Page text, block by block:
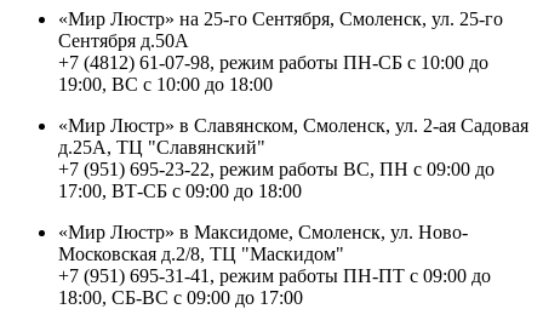
«Мир Люстр» на 25-го Сентября, Смоленск, ул. 25-го
Сентября д.50А
+7 (4812) 61-07-98, режим работы ПН-СБ с 10:00 до
19:00, ВС с 10:00 до 18:00
«Мир Люстр» в Славянском, Смоленск, ул. 2-ая Садовая
д.25А, ТЦ "Славянский"
+7 (951) 695-23-22, режим работы ВС, ПН с 09:00 до
17:00, ВТ-СБ с 09:00 до 18:00
«Мир Люстр» в Максидоме, Смоленск, ул. Ново-
Московская д.2/8, ТЦ "Маскидом"
+7 (951) 695-31-41, режим работы ПН-ПТ с 09:00 до
18:00, СБ-ВС с 09:00 до 17:00